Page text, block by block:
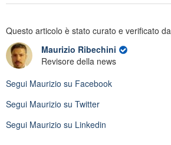
Questo articolo è stato curato e verificato da
Maurizio Ribechini
Revisore della news
Segui Maurizio su Facebook
Segui Maurizio su Twitter
Segui Maurizio su Linkedin